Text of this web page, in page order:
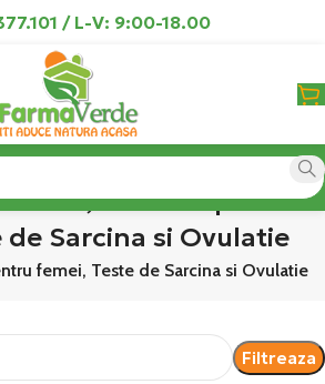
/ L-V: 9:00-18.00
ea, Produse pentru
de Sarcina si Ovulatie
femei, Teste de Sarcina si Ovulatie
Filtreaza